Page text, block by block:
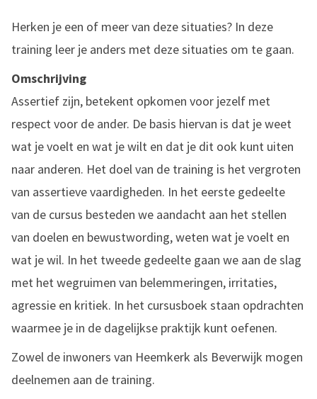
Herken je een of meer van deze situaties? In deze
training leer je anders met deze situaties om te gaan.
Omschrijving
Assertief zijn, betekent opkomen voor jezelf met
respect voor de ander. De basis hiervan is dat je weet
wat je voelt en wat je wilt en dat je dit ook kunt uiten
naar anderen. Het doel van de training is het vergroten
van assertieve vaardigheden. In het eerste gedeelte
van de cursus besteden we aandacht aan het stellen
van doelen en bewustwording, weten wat je voelt en
wat je wil. In het tweede gedeelte gaan we aan de slag
met het wegruimen van belemmeringen, irritaties,
agressie en kritiek. In het cursusboek staan opdrachten
waarmee je in de dagelijkse praktijk kunt oefenen.
Zowel de inwoners van Heemkerk als Beverwijk mogen
deelnemen aan de training.